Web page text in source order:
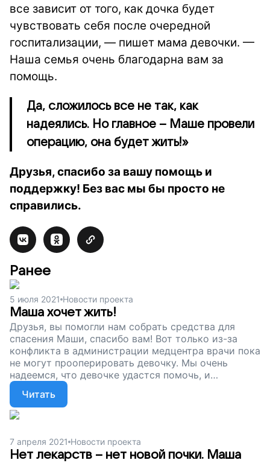
все зависит от того, как дочка будет
чувствовать себя после очередной
госпитализации, — пишет мама девочки. —
Наша семья очень благодарна вам за
помощь.
Да, сложилось все не так, как
надеялись. Но главное – Маше провели
операцию, она будет жить!»
Друзья, спасибо за вашу помощь и
поддержку! Без вас мы бы просто не
справились.
Ранее
5 июля 2021 Новости проекта
Маша хочет жить!
Друзья, вы помогли нам собрать средства для
спасения Маши, спасибо вам! Вот только из-за
конфликта в администрации медцентра врачи пока
не могут прооперировать девочку. Мы очень
надеемся, что девочке удастся помочь, и
благодарим вас за помощь!
Читать
7 апреля 2021 Новости проекта
Нет лекарств – нет новой почки. Маша